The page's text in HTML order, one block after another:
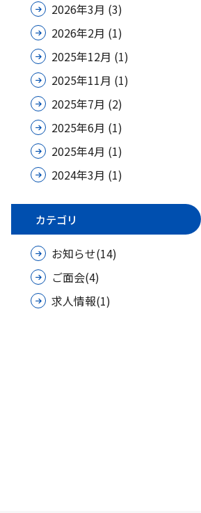
2026年3月 (3)
2026年2月 (1)
2025年12月 (1)
2025年11月 (1)
2025年7月 (2)
2025年6月 (1)
2025年4月 (1)
2024年3月 (1)
カテゴリ
お知らせ(14)
ご面会(4)
求人情報(1)